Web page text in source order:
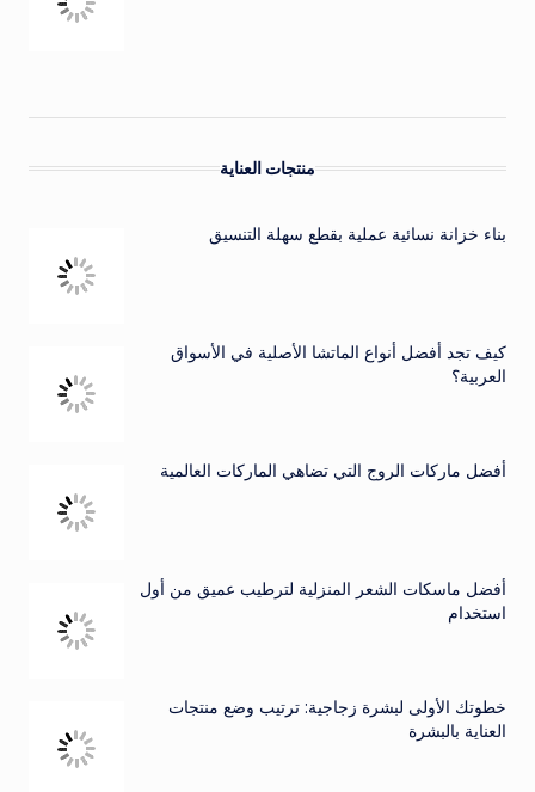
منتجات العناية
بناء خزانة نسائية عملية بقطع سهلة التنسيق
كيف تجد أفضل أنواع الماتشا الأصلية في الأسواق
العربية؟
أفضل ماركات الروج التي تضاهي الماركات العالمية
أفضل ماسكات الشعر المنزلية لترطيب عميق من أول
استخدام
خطوتك الأولى لبشرة زجاجية: ترتيب وضع منتجات
العناية بالبشرة